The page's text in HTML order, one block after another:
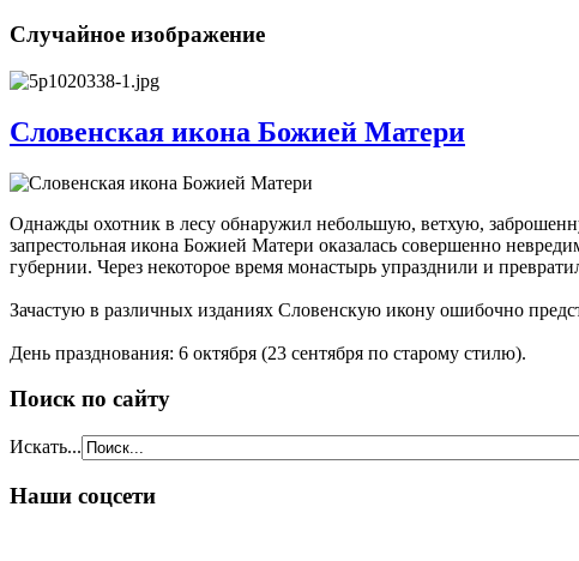
Случайное изображение
Словенская икона Божией Матери
Однажды охотник в лесу обнаружил небольшую, ветхую,
запрестольная икона Божией Матери оказалась совершенно
губернии. Через некоторое время монастырь упразднили и
Зачастую в различных изданиях Словенскую икону ошибочно
День празднования: 6 октября (23 сентября по старому стилю).
Поиск по сайту
Искать...
Наши соцсети